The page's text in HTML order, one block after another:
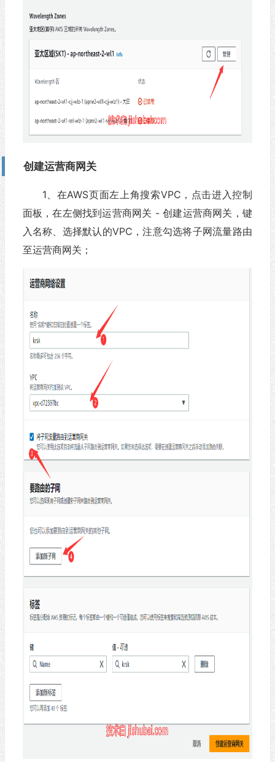
创建运营商网关
1、在AWS页面左上角搜索VPC，点击进入控制
面板，在左侧找到运营商网关 - 创建运营商网关，键
入名称、选择默认的VPC，注意勾选将子网流量路由
至运营商网关；